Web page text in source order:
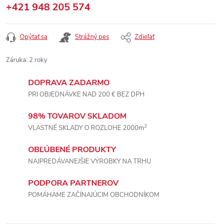
+421 948 205 574
Opýtať sa Strážný pes Zdieľať
Záruka: 2 roky
DOPRAVA ZADARMO
PRI OBJEDNÁVKE NAD 200 € BEZ DPH
98% TOVAROV SKLADOM
VLASTNÉ SKLADY O ROZLOHE 2000m2
OBĽÚBENÉ PRODUKTY
NAJPREDÁVANEJŠIE VÝROBKY NA TRHU
PODPORA PARTNEROV
POMÁHAME ZAČÍNAJÚCIM OBCHODNÍKOM